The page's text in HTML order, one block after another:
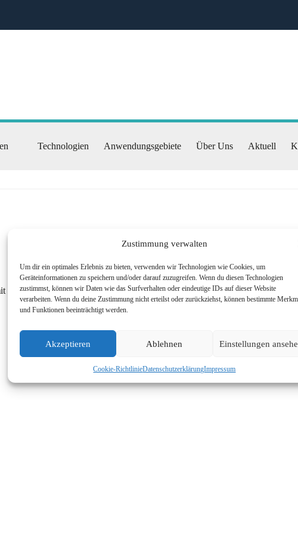
Zustimmung verwalten
Um dir ein optimales Erlebnis zu bieten, verwenden wir Technologien wie Cookies, um
Geräteinformationen zu speichern und/oder darauf zuzugreifen. Wenn du diesen Technologien
zustimmst, können wir Daten wie das Surfverhalten oder eindeutige IDs auf dieser Website
verarbeiten. Wenn du deine Zustimmung nicht erteilst oder zurückziehst, können bestimmte
und Funktionen beeinträchtigt werden.
Akzeptieren Ablehnen Einstellungen
Cookie-RichtlinieDatenschutzerklärungImpressum
Technologien Anwendungsgebiete Über Uns Aktuell
dem SARS-CoV-2 Coronavirus verschoben.